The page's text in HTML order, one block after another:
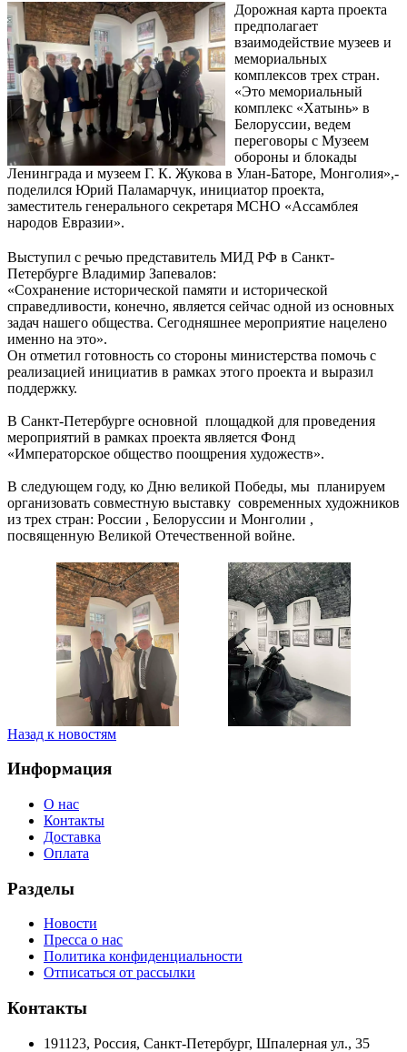
Дорожная карта проекта
предполагает
взаимодействие музеев и
мемориальных
комплексов трех стран.
«Это мемориальный
комплекс «Хатынь» в
Белоруссии, ведем
переговоры с Музеем
обороны и блокады
Ленинграда и музеем Г. К. Жукова в Улан-Баторе, Монголия»,-
поделился Юрий Паламарчук, инициатор проекта,
заместитель генерального секретаря МСНО «Ассамблея
народов Евразии».
Выступил с речью представитель МИД РФ в Санкт-
Петербурге Владимир Запевалов:
«Сохранение исторической памяти и исторической
справедливости, конечно, является сейчас одной из основных
задач нашего общества. Сегодняшнее мероприятие нацелено
именно на это».
Он отметил готовность со стороны министерства помочь с
реализацией инициатив в рамках этого проекта и выразил
поддержку.
В Санкт-Петербурге основной площадкой для проведения
мероприятий в рамках проекта является Фонд
«Императорское общество поощрения художеств».
В следующем году, ко Дню великой Победы, мы планируем
организовать совместную выставку современных художников
из трех стран: России , Белоруссии и Монголии ,
посвященную Великой Отечественной войне.
Назад к новостям
Информация
О нас
Контакты
Доставка
Оплата
Разделы
Новости
Пресса о нас
Политика конфиденциальности
Отписаться от рассылки
Контакты
191123, Россия, Санкт-Петербург, Шпалерная ул., 35